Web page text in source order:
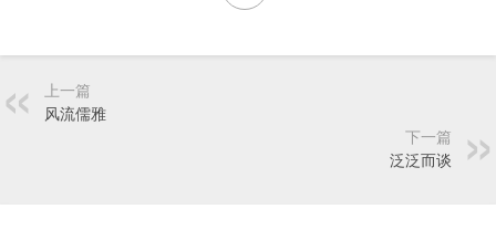
上一篇
风流儒雅
下一篇
泛泛而谈